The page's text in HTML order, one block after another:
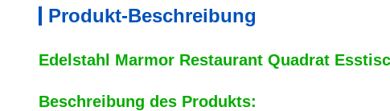
Produkt-Beschreibung
Edelstahl Marmor Restaurant Quadrat
Beschreibung des Produkts: